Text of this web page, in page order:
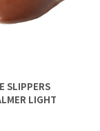
SLIPPERS
LIGHT